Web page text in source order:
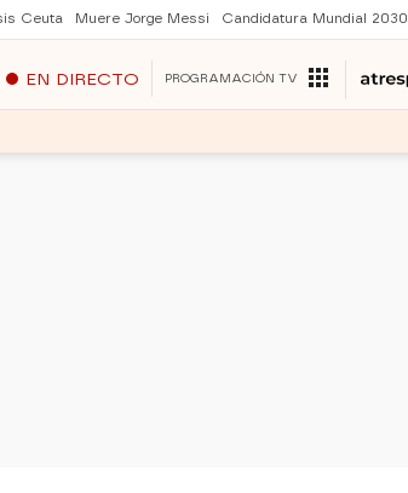
Ceuta Muere Jorge Messi Candidatura Mundial 2030
EN DIRECTO PROGRAMACIÓN TV